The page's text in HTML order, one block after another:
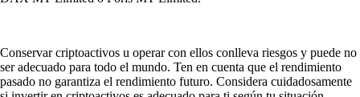
Conservar criptoactivos u operar con ellos conlleva riesgos y puede no
ser adecuado para todo el mundo. Ten en cuenta que el rendimiento
pasado no garantiza el rendimiento futuro. Considera cuidadosamente